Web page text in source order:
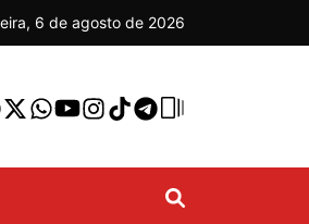
6 de agosto de 2026